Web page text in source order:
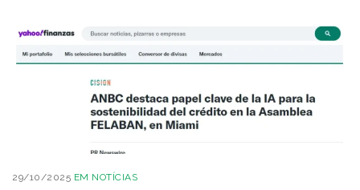
29/10/2025 EM NOTÍCIAS